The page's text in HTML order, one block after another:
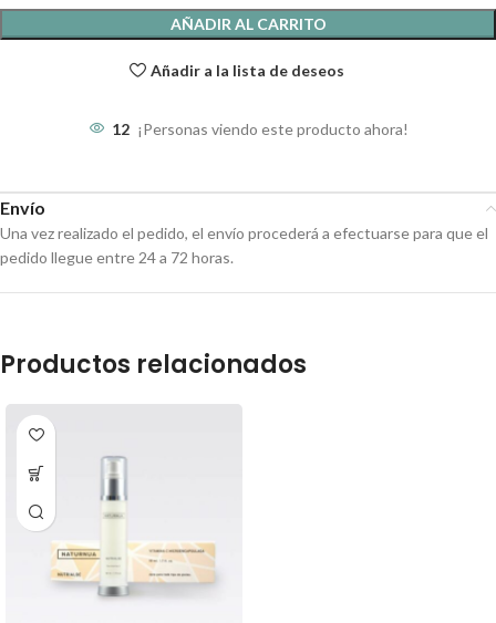
AÑADIR AL CARRITO
Añadir a la lista de deseos
12 ¡Personas viendo este producto ahora!
Envío
Una vez realizado el pedido, el envío procederá a efectuarse para que el
pedido llegue entre 24 a 72 horas.
Productos relacionados